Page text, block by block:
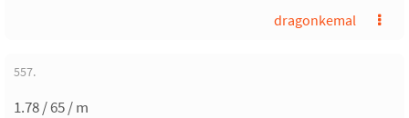
dragonkemal
557.
1.78 / 65 / m